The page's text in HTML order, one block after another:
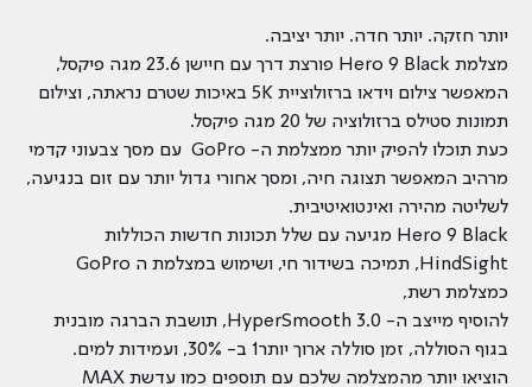
יותר חזקה. יותר חדה. יותר יציבה.
מצלמת Hero 9 Black פורצת דרך עם חיישן 23.6 מגה פיקסל,
המאפשר צילום וידאו ברזולוציית 5K באיכות שטרם נראתה, וצילום
תמונות סטילס ברזולוציה של 20 מגה פיקסל.
כעת תוכלו להפיק יותר ממצלמת ה- GoPro עם מסך צבעוני קדמי
מרהיב המאפשר תצוגה חיה, ומסך אחורי גדול יותר עם זום בנגיעה,
לשליטה מהירה ואינטואיטיבית.
Hero 9 Black מגיעה עם שלל תכונות חדשות הכוללות
HindSight, תמיכה בשידור חי, ושימוש במצלמת ה GoPro
כמצלמת רשת,
להוסיף מייצב ה- HyperSmooth 3.0, תושבת הברגה מובנית
בגוף הסוללה, זמן סוללה ארוך יותר1 ב- 30%, ועמידות למים.
הוציאו יותר מהמצלמה שלכם עם תוספים כמו עדשת MAX